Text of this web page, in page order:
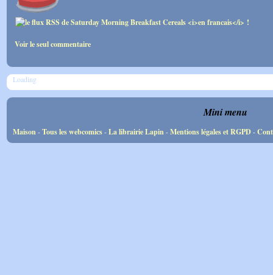
Voir le seul commentaire
Loading
Mini menu
Maison-Tous les webcomics-La librairie Lapin-Mentions légales et RGPD-